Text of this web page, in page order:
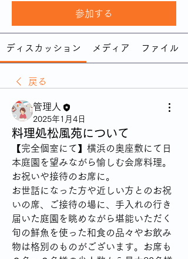
参加する
ディスカッション メディア ファイル
戻る
管理人
2025年1月4日
料理処松風苑について
【完全個室にて】横浜の奥座敷にて日
本庭園を望みながら愉しむ会席料理。
お祝いや接待のお席に。
お世話になった方や近しい方とのお祝
いの席、ご接待の場に、手入れの行き
届いた庭園を眺めながら堪能いただく
旬の鮮魚を使った和食の品々やお飲み
物は格別のものがございます。お席も